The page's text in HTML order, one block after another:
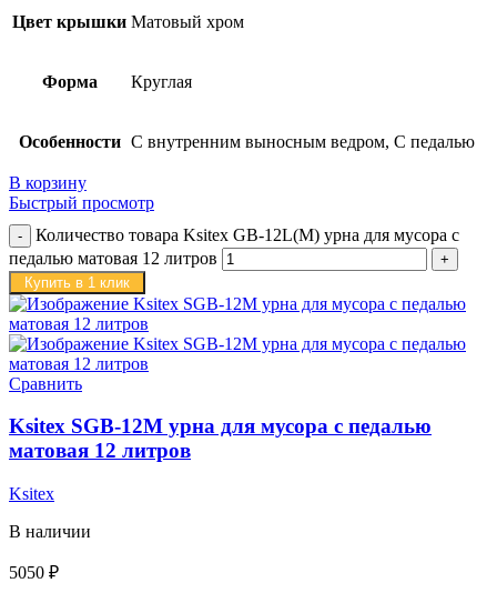
Цвет крышки Матовый хром
Форма Круглая
Особенности С внутренним выносным ведром, С педалью
В корзину
Быстрый просмотр
Количество товара Ksitex GB-12L(M) урна для мусора с
педалью матовая 12 литров
Купить в 1 клик
Сравнить
Ksitex SGB-12M урна для мусора с педалью
матовая 12 литров
Ksitex
В наличии
5050 ₽